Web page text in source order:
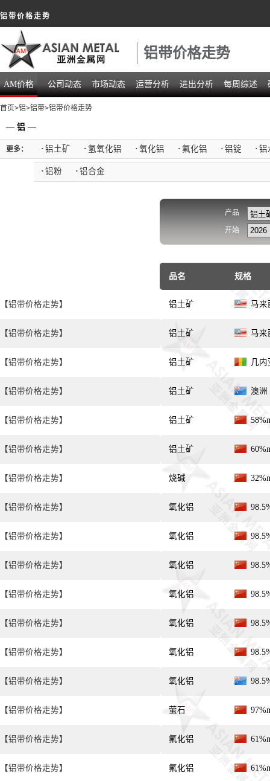
铝带价格走势
铝带价格走势
AM价格 公司动态 市场动态 运营分析 进出分析 每周综述
首页>铝>铝带>铝带价格走势
— 铝 —
更多： · 铝土矿 · 氢氧化铝 · 氧化铝 · 氟化铝 · 铝锭 · 铝
· 铝粉 · 铝合金
【铝带价格走势】
【铝带价格走势】
【铝带价格走势】
【铝带价格走势】
【铝带价格走势】
【铝带价格走势】
【铝带价格走势】
【铝带价格走势】
【铝带价格走势】
【铝带价格走势】
【铝带价格走势】
【铝带价格走势】
【铝带价格走势】
【铝带价格走势】
【铝带价格走势】
【铝带价格走势】
【铝带价格走势】
产品
开始
品名 规格
铝土矿 马来
铝土矿 马来
铝土矿 几内
铝土矿 澳洲
铝土矿
铝土矿
烧碱
氧化铝
氧化铝
氧化铝
氧化铝
氧化铝
氧化铝
氧化铝
萤石
氟化铝
氟化铝